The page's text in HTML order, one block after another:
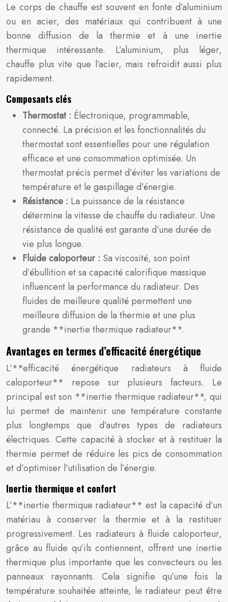
Le corps de chauffe est souvent en fonte d’aluminium
ou en acier, des matériaux qui contribuent à une
bonne diffusion de la thermie et à une inertie
thermique intéressante. L’aluminium, plus léger,
chauffe plus vite que l’acier, mais refroidit aussi plus
rapidement.
Composants clés
Thermostat : Électronique, programmable,
connecté. La précision et les fonctionnalités du
thermostat sont essentielles pour une régulation
efficace et une consommation optimisée. Un
thermostat précis permet d’éviter les variations de
température et le gaspillage d’énergie.
Résistance : La puissance de la résistance
détermine la vitesse de chauffe du radiateur. Une
résistance de qualité est garante d’une durée de
vie plus longue.
Fluide caloporteur : Sa viscosité, son point
d’ébullition et sa capacité calorifique massique
influencent la performance du radiateur. Des
fluides de meilleure qualité permettent une
meilleure diffusion de la thermie et une plus
grande **inertie thermique radiateur**.
Avantages en termes d’efficacité énergétique
L’**efficacité énergétique radiateurs à fluide
caloporteur** repose sur plusieurs facteurs. Le
principal est son **inertie thermique radiateur**, qui
lui permet de maintenir une température constante
plus longtemps que d’autres types de radiateurs
électriques. Cette capacité à stocker et à restituer la
thermie permet de réduire les pics de consommation
et d’optimiser l’utilisation de l’énergie.
Inertie thermique et confort
L’**inertie thermique radiateur** est la capacité d’un
matériau à conserver la thermie et à la restituer
progressivement. Les radiateurs à fluide caloporteur,
grâce au fluide qu’ils contiennent, offrent une inertie
thermique plus importante que les convecteurs ou les
panneaux rayonnants. Cela signifie qu’une fois la
température souhaitée atteinte, le radiateur peut être